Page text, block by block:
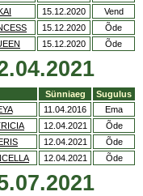
15.12.2020
Vend
15.12.2020
Õde
15.12.2020 Õde
Sünniaeg
Sugulus
11.04.2016
Ema
12.04.2021
Õde
12.04.2021
Õde
12.04.2021 Õde